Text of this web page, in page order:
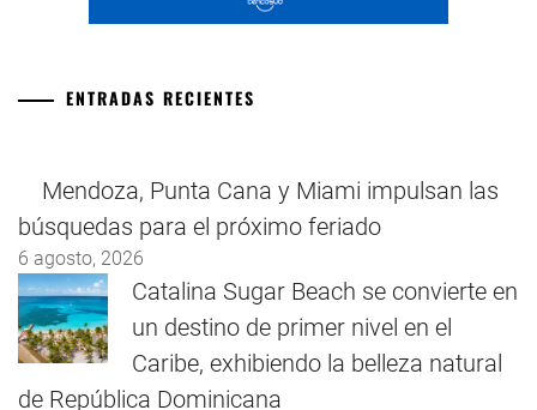
ENTRADAS RECIENTES
Mendoza, Punta Cana y Miami impulsan las
búsquedas para el próximo feriado
6 agosto, 2026
Catalina Sugar Beach se convierte en
un destino de primer nivel en el
Caribe, exhibiendo la belleza natural
de República Dominicana